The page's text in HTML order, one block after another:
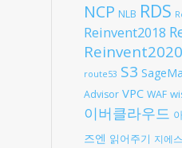
NCP NLB RDS
Reinvent2018
Reinvent2020
route53 S3
Advisor VPC WAF
이버클라우드
즈엔 읽어주기 지에